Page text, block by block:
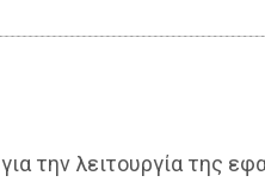
την λειτουργία της